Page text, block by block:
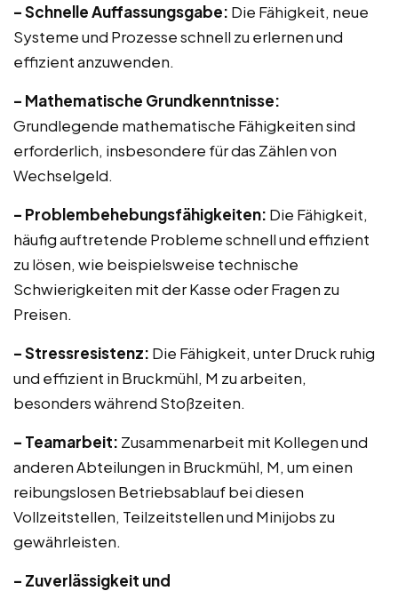
– Schnelle Auffassungsgabe: Die Fähigkeit, neue
Systeme und Prozesse schnell zu erlernen und
effizient anzuwenden.
– Mathematische Grundkenntnisse:
Grundlegende mathematische Fähigkeiten sind
erforderlich, insbesondere für das Zählen von
Wechselgeld.
– Problembehebungsfähigkeiten: Die Fähigkeit,
häufig auftretende Probleme schnell und effizient
zu lösen, wie beispielsweise technische
Schwierigkeiten mit der Kasse oder Fragen zu
Preisen.
– Stressresistenz: Die Fähigkeit, unter Druck ruhig
und effizient in Bruckmühl, M zu arbeiten,
besonders während Stoßzeiten.
– Teamarbeit: Zusammenarbeit mit Kollegen und
anderen Abteilungen in Bruckmühl, M, um einen
reibungslosen Betriebsablauf bei diesen
Vollzeitstellen, Teilzeitstellen und Minijobs zu
gewährleisten.
– Zuverlässigkeit und